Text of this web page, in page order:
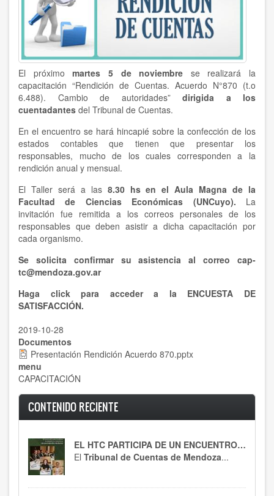
El próximo martes 5 de noviembre se realizará la
capacitación “Rendición de Cuentas. Acuerdo N°870 (t.o
6.488). Cambio de autoridades” dirigida a los
cuentadantes del Tribunal de Cuentas.
En el encuentro se hará hincapié sobre la confección de los
estados contables que tienen que presentar los
responsables, mucho de los cuales corresponden a la
rendición anual y mensual.
El Taller será a las 8.30 hs en el Aula Magna de la
Facultad de Ciencias Económicas (UNCuyo). La
invitación fue remitida a los correos personales de los
responsables que deben asistir a dicha capacitación por
cada organismo.
Se solicita confirmar su asistencia al correo cap-
tc@mendoza.gov.ar
Haga click para acceder a la ENCUESTA DE
SATISFACCIÓN.
2019-10-28
Documentos
Presentación Rendición Acuerdo 870.pptx
menu
CAPACITACIÓN
CONTENIDO RECIENTE
EL HTC PARTICIPA DE UN ENCUENTRO CLAVE
El Tribunal de Cuentas de Mendoza...